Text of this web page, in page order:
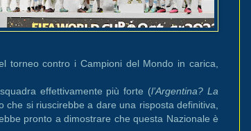
torneo contro i Campioni del Mondo in carica,
effettivamente più forte (l’Argentina? La
che si riuscirebbe a dare una risposta definitiva,
pronto a dimostrare che questa Nazionale è